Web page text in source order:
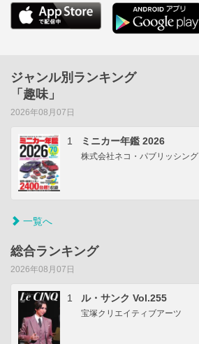
ジャンル別ランキング
「趣味」
2026年08月07日
1 ミニカー年鑑 2026
株式会社ネコ・パブリッシング
一覧へ
総合ランキング
2026年08月07日
1 ル・サンク Vol.255
宝塚クリエイティブアーツ